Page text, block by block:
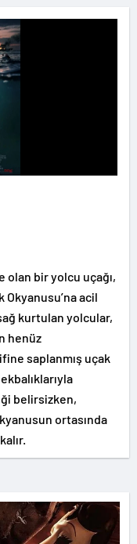
olan bir yolcu uçağı,
acil
kurtulan yolcular,
henüz
saplanmış uçak
belirsizken,
ortasında